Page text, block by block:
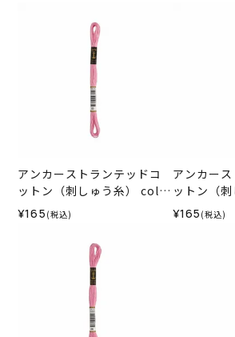
アンカーストランテッドコ
ットン（刺しゅう糸） col.6
0
¥165 (税込)
アンカー
ットン（
6
¥165 (税込)